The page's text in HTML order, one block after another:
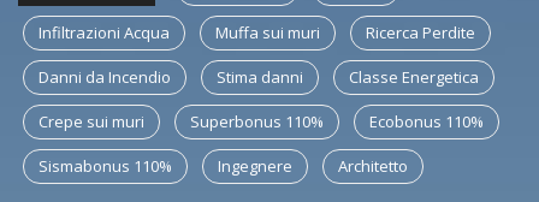
Infiltrazioni Acqua Muffa sui muri Ricerca Perdite
Danni da Incendio Stima danni Classe Energetica
Crepe sui muri Superbonus 110% Ecobonus 110%
Sismabonus 110% Ingegnere Architetto